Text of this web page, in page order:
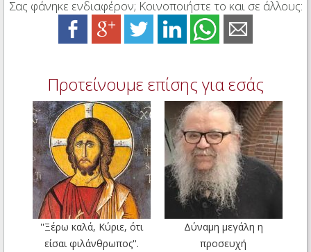
Σας φάνηκε ενδιαφέρον; Κοινοποιήστε το και σε άλλους:
Προτείνουμε επίσης για εσάς
''Ξέρω καλά, Κύριε, ότι
είσαι φιλάνθρωπος''.
Δύναμη μεγάλη η
προσευχή